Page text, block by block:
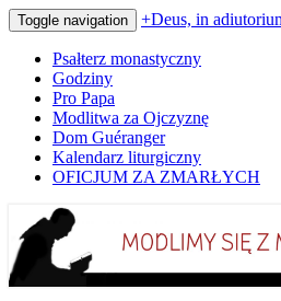
Toggle navigation +Deus, in
Psałterz monastyczny
Godziny
Pro Papa
Modlitwa za Ojczyznę
Dom Guéranger
Kalendarz liturgiczny
OFICJUM ZA ZMARŁYCH
+Deus, in
Codziennie modlimy się